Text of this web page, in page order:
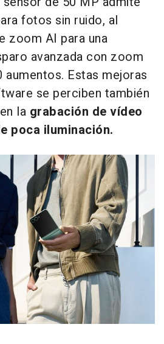
fotos sin ruido, al
zoom AI para una
avanzada con zoom
aumentos. Estas mejoras
se perciben también
la grabación de vídeo
poca iluminación.